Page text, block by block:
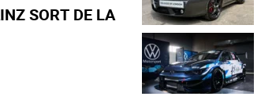
SORT DE LA